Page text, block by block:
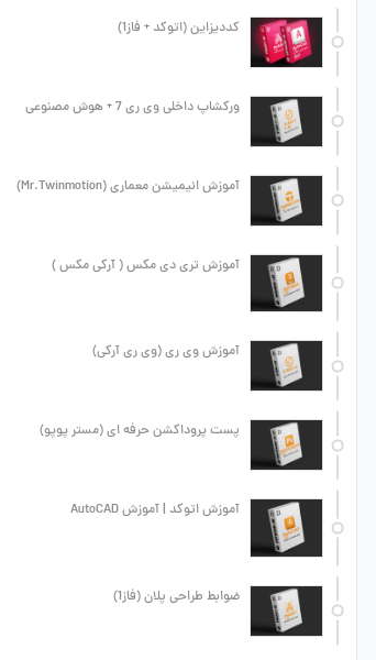
کددیزاین (اتوکد + فاز1)
ورکشاپ داخلی وی ری 7 + هوش مصنوعی
آموزش انیمیشن معماری (Mr.Twinmotion)
آموزش تری دی مکس ( آرکی مکس )
آموزش وی ری (وی ری آرکی)
پست پروداکشن حرفه ای (مستر پوپو)
آموزش اتوکد | آموزش AutoCAD
ضوابط طراحی پلان (فاز1)